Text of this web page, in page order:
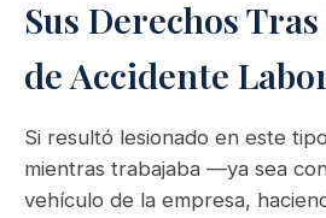
Sus Derechos
de Accidente
Si resultó lesionado en este
mientras trabajaba —ya sea
vehículo de la empresa,